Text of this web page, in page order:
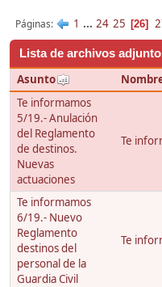
Páginas 1 ... 24 25 26
Lista de archivos
Asunto
Te informamos
5/19.- Anulación
del Reglamento
de destinos.
Nuevas
actuaciones
Te
Te informamos
6/19.- Nuevo
Reglamento
destinos del
personal de la
Guardia Civil
Te